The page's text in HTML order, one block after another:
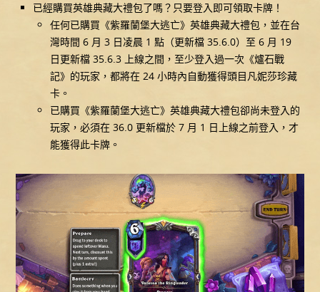
已經購買英雄典藏大禮包了嗎？只要登入即可領取卡牌！
任何已購買《紫羅蘭堡大逃亡》英雄典藏大禮包，並在台
灣時間 6 月 3 日凌晨 1 點（更新檔 35.6.0）至 6 月 19
日更新檔 35.6.3 上線之間，至少登入過一次《爐石戰
記》的玩家，都將在 24 小時內自動獲得頭目凡妮莎珍藏
卡。
已購買《紫羅蘭堡大逃亡》英雄典藏大禮包卻尚未登入的
玩家，必須在 36.0 更新檔於 7 月 1 日上線之前登入，才
能獲得此卡牌。